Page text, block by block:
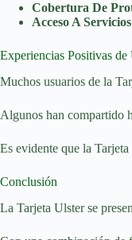
Cobertura De
Acceso A
Experiencias Positivas de
Muchos usuarios de la
Algunos han compartido
Es evidente que la
Conclusión
La Tarjeta Ulster se